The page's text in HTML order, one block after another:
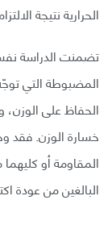
الحرارية نتيجة
المضبوطة التي
الحفاظ على الوزن،
خسارة الوزن. فقد
المقاومة أو
البالغين من عودة